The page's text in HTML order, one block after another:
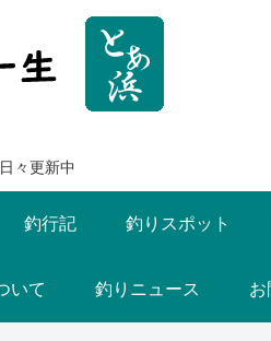
々更新中
釣行記 釣りスポット
いて 釣りニュース お